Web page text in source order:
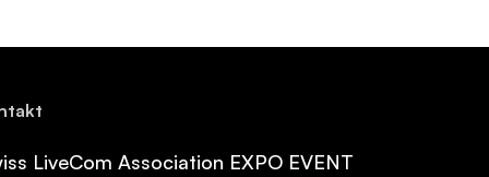
LiveCom Association EXPO EVENT